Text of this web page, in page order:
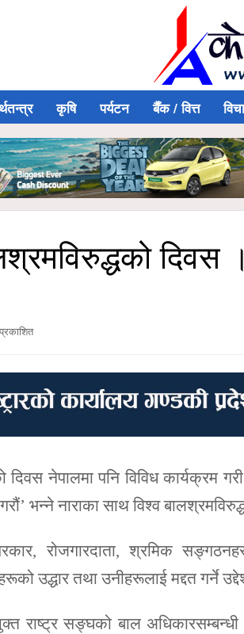
कृषि पर्यटन बैँक / वित्त
दिवस ।
नेपालमा पनि विविध कार्यक्रम
भन्ने नाराका साथ विश्व
रोजगारदाता, श्रमिक
उद्धार तथा उनीहरूलाई मद्दत गर्ने
सङ्घको बाल अधिकारसम्बन्धी